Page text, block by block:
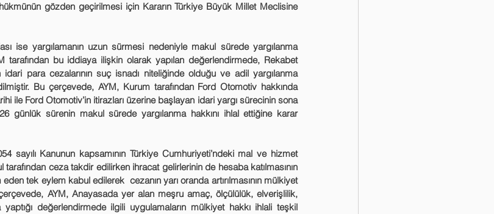
gözden geçirilmesi için Kararın Türkiye Büyük Millet Meclisine
tarafından bu iddiaya ilişkin olarak yapılan değerlendirmede, Rekabet
idari para cezalarının suç isnadı niteliğinde olduğu ve adil yargılanma
Bu çerçevede, AYM, Kurum tarafından Ford Otomotiv hakkında
ile Ford Otomotiv’in itirazları üzerine başlayan idari yargı sürecinin sona
günlük sürenin makul sürede yargılanma hakkını ihlal ettiğine karar
ceza takdir edilirken ihracat gelirlerinin de hesaba katılmasının
tek eylem kabul edilerek  cezanın yarı oranda artırılmasının mülkiyet
AYM, Anayasada yer alan meşru amaç, ölçülülük, elverişlilik,
yaptığı değerlendirmede ilgili uygulamaların mülkiyet hakkı ihlali teşkil